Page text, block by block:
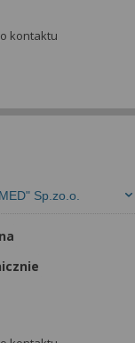
kontaktu
Sp.zo.o.